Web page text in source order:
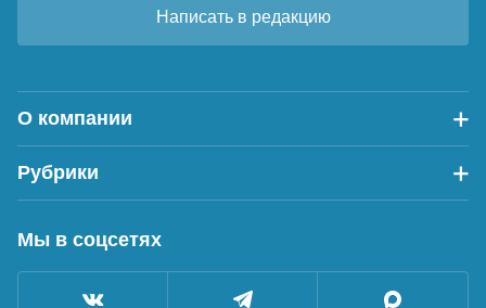
Написать в редакцию
О компании
Рубрики
Мы в соцсетях